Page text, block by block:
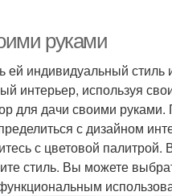
руками
индивидуальный
интерьер, используя
для дачи своими
с дизайном
с цветовой
стиль. Вы можете